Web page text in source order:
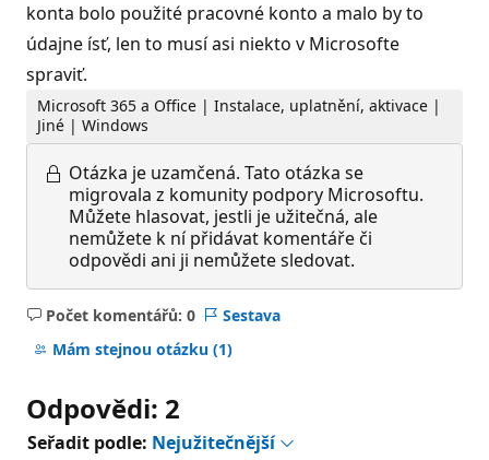
konta bolo použité pracovné konto a malo by to
údajne ísť, len to musí asi niekto v Microsofte
spraviť.
Microsoft 365 a Office | Instalace, uplatnění, aktivace |
Jiné | Windows
Otázka je uzamčená. Tato otázka se
migrovala z komunity podpory Microsoftu.
Můžete hlasovat, jestli je užitečná, ale
nemůžete k ní přidávat komentáře či
odpovědi ani ji nemůžete sledovat.
Počet komentářů: 0
Žádné
komentáře
Sestava
Mám stejnou otázku (1)
Odpovědi: 2
Seřadit podle: Nejužitečnější